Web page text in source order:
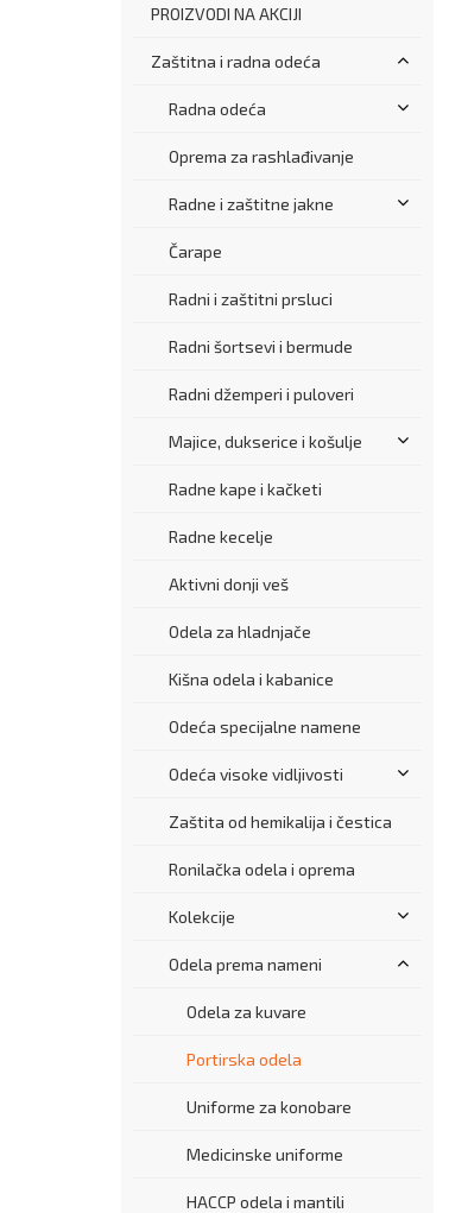
PROIZVODI NA AKCIJI
Zaštitna i radna odeća
Radna odeća
Oprema za rashlađivanje
Radne i zaštitne jakne
Čarape
Radni i zaštitni prsluci
Radni šortsevi i bermude
Radni džemperi i puloveri
Majice, dukserice i košulje
Radne kape i kačketi
Radne kecelje
Aktivni donji veš
Odela za hladnjače
Kišna odela i kabanice
Odeća specijalne namene
Odeća visoke vidljivosti
Zaštita od hemikalija i čestica
Ronilačka odela i oprema
Kolekcije
Odela prema nameni
Odela za kuvare
Portirska odela
Uniforme za konobare
Medicinske uniforme
HACCP odela i mantili